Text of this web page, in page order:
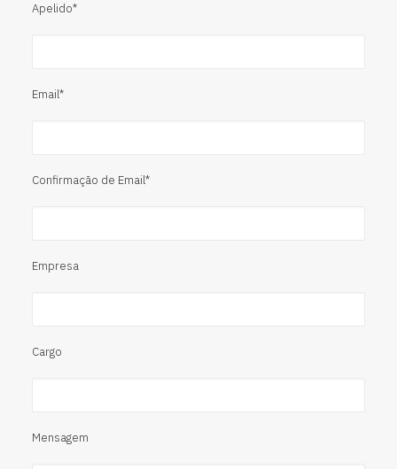
Apelido*
Email*
Confirmação de Email*
Empresa
Cargo
Mensagem